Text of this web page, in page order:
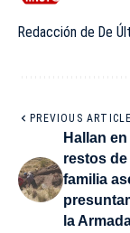
Redacción de De
PREVIOUS ARTICLE
Hallan
restos
familia
la